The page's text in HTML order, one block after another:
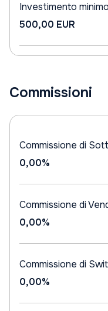
Investimento
500,00 EUR
Commissioni
Commissione di
0,00%
Commissione di
0,00%
Commissione di
0,00%